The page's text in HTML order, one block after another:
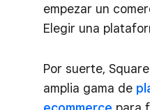
empezar un
Elegir una
Por suerte,
amplia gama de